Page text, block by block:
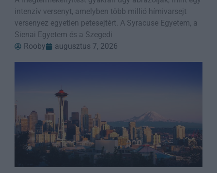
intenzív versenyt, amelyben több millió hímivarsejt
versenyez egyetlen petesejtért. A Syracuse Egyetem, a
Sienai Egyetem és a Szegedi
Rooby
augusztus 7, 2026